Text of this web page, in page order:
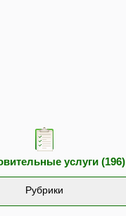
услуги (196)
Рубрики